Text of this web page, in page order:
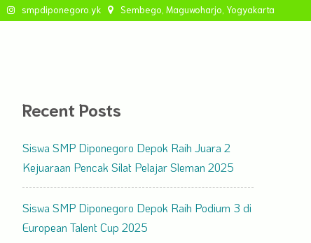
smpdiponegoro.yk Sembego, Maguwoharjo, Yogyakarta
Recent Posts
Siswa SMP Diponegoro Depok Raih Juara 2
Kejuaraan Pencak Silat Pelajar Sleman 2025
Siswa SMP Diponegoro Depok Raih Podium 3 di
European Talent Cup 2025